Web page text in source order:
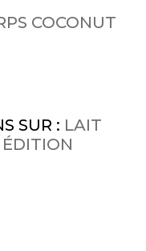
COCONUT
SUR : LAIT
ÉDITION